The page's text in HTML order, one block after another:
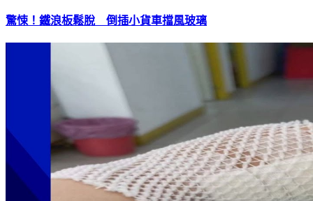
驚悚！鐵浪板鬆脫 倒插小貨車擋風玻璃